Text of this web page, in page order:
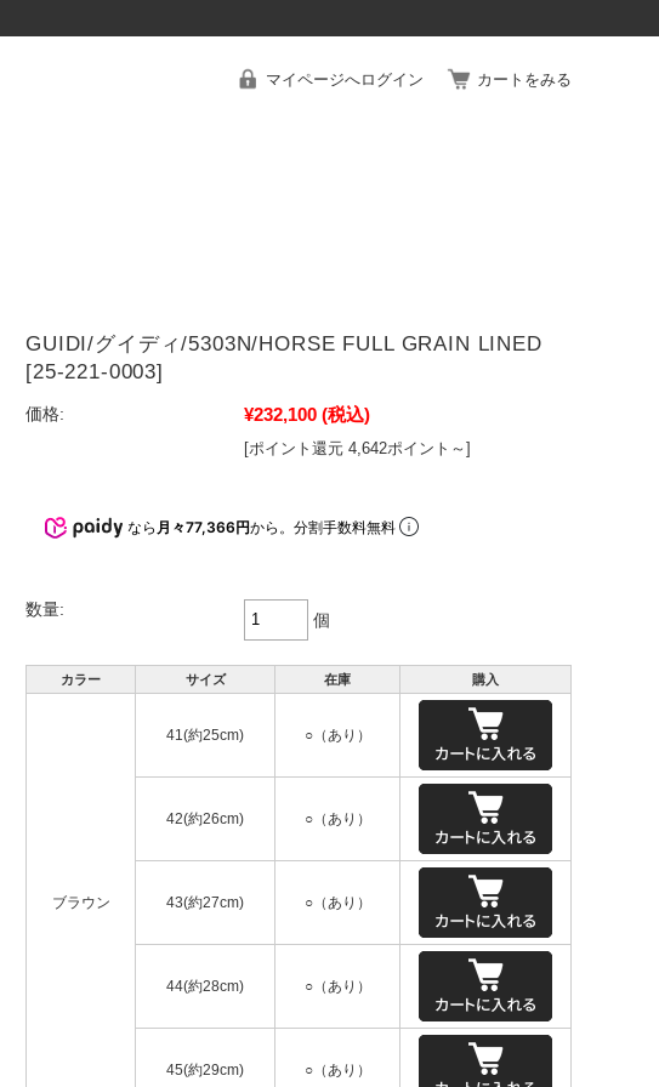
マイページへログイン カートをみる
GUIDI/グイディ/5303N/HORSE FULL GRAIN LINED
[25-221-0003]
価格: ¥232,100 (税込)
[ポイント還元 4,642ポイント～]
なら 月々77,366円から。分割手数料無料
数量:
個
カラー サイズ 在庫 購入
ブラウン
41(約25cm) ○（あり）
42(約26cm) ○（あり）
43(約27cm) ○（あり）
44(約28cm) ○（あり）
45(約29cm) ○（あり）